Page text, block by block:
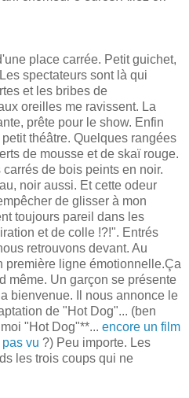
place carrée. Petit guichet,
spectateurs sont là qui
et les bribes de
oreilles me ravissent. La
prête pour le show. Enfin
théâtre. Quelques rangées
de mousse et de skaï rouge.
de bois peints en noir.
noir aussi. Et cette odeur
de glisser à mon
toujours pareil dans les
et de colle !?!". Entrés
retrouvons devant. Au
première ligne émotionnelle.Ça
même. Un garçon se présente
bienvenue. Il nous annonce le
de "Hot Dog"... (ben
"Hot Dog"**... encore un film
vu ?) Peu importe. Les
les trois coups qui ne